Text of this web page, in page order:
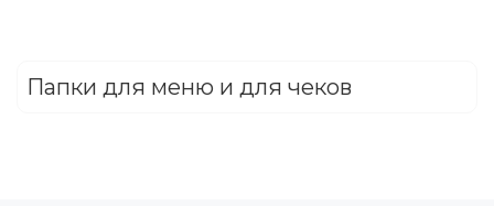
Папки для меню и для чеков